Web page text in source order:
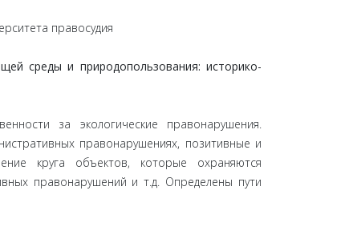
правосудия
среды и природопользования: истоpикo-
за экологические правонарушения.
правонарушениях, позитивные и
круга объектов, которые охраняются
правонарушений и т.д. Определены пути